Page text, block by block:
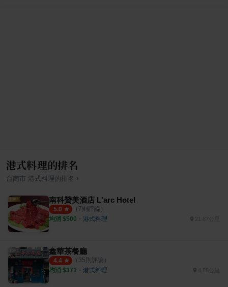
港式料理的排名
台南市 港式料理 的排名 ›
南科贊美酒店 L'arc Hotel
5.0 （ 7則評論）
均消 $500 ・ 港式料理 21.87公里
鑫華茶餐廳
4.4 （ 35則評論）
均消 $371 ・ 港式料理 4.58公里